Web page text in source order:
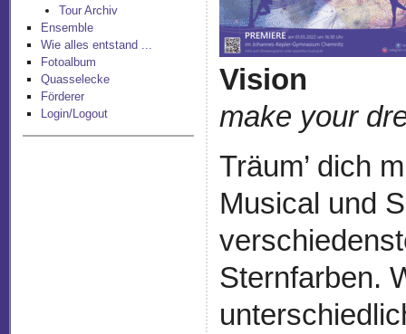
Tour Archiv
Ensemble
Wie alles entstand ...
Fotoalbum
Quasselecke
Förderer
Login/Logout
Vision
make your
Träum’ dich
Musical und
Sternfarben.